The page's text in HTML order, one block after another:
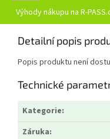
Výhody nákupu na R-
Detailní popis
Popis produktu není
Technické
Kategorie:
Záruka: